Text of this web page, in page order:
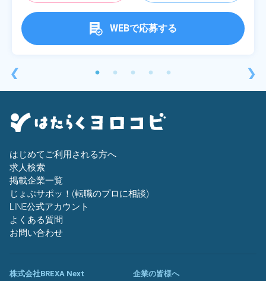
❮
WEBで応募する
❯
はじめてご利用される方へ
求人検索
掲載企業一覧
じょぶサポッ！(転職のプロに相談)
LINE公式アカウント
よくある質問
お問い合わせ
株式会社BREXA Next
企業の皆様へ